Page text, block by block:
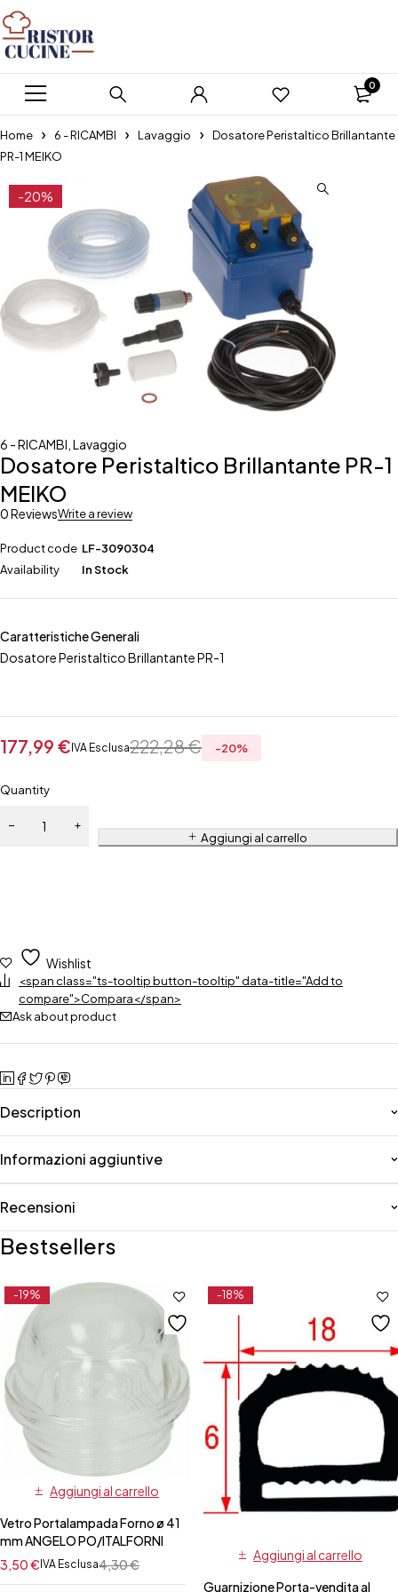
0
Home 6 - RICAMBI Lavaggio
Dosatore Peristaltico Brillantante
PR-1 MEIKO
-20%
6 - RICAMBI Lavaggio
Dosatore Peristaltico Brillantante PR-1
MEIKO
0 ReviewsWrite a review
Product code LF-3090304
Availability
In Stock
Caratteristiche Generali
Dosatore Peristaltico Brillantante PR-1
222,28€
177,99 €IVA Esclusa -20%
Quantity
Aggiungi al carrello
Wishlist
<span class="ts-tooltip button-tooltip" data-title="Add to
compare">Compara</span>
Ask about product
Description
Informazioni aggiuntive
Recensioni
Bestsellers
-19%
Aggiungi al carrello
Vetro Portalampada Forno ø 41
mm ANGELO PO/ITALFORNI
4,30€
3,50€IVA Esclusa
-18%
Aggiungi al carrello
Guarnizione Porta-vendita al